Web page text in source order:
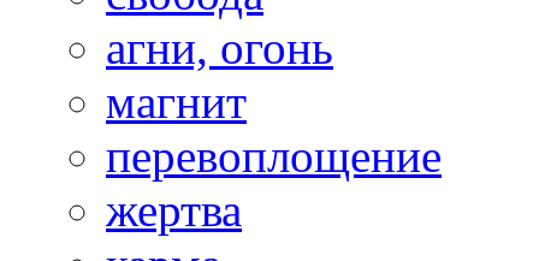
агни, огонь
магнит
перевоплощение
жертва